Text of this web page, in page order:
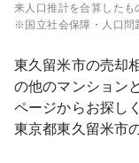
来人口推計を合算したも
※国立社会保障・人口問
東久留米市の売却
の他のマンション
ページからお探し
東京都東久留米市